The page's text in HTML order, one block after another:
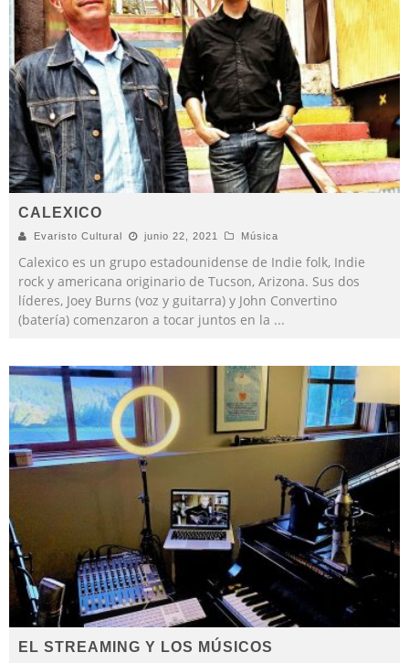
CALEXICO
Evaristo Cultural junio 22, 2021 Música
Calexico es un grupo estadounidense de Indie folk, Indie
rock y americana originario de Tucson, Arizona. Sus dos
líderes, Joey Burns (voz y guitarra) y John Convertino
(batería) comenzaron a tocar juntos en la ...
EL STREAMING Y LOS MÚSICOS